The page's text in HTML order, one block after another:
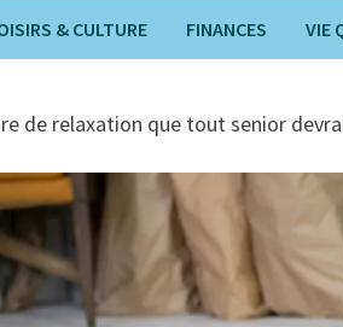
& CULTURE FINANCES VIE
de relaxation que tout senior